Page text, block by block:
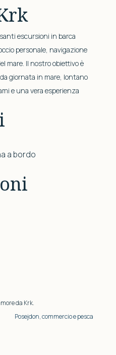
escursioni in barca
personale, navigazione
mare. Il nostro obiettivo è
giornata in mare, lontano
e una vera esperienza
a bordo
da Krk.
Posejdon, commercio e pesca